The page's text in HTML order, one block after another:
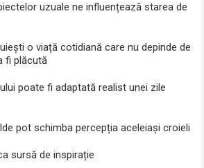
uzuale ne influențează starea de
o viață cotidiană care nu depinde de
fi plăcută
poate fi adaptată realist unei zile
pot schimba percepția aceleiași croieli
sursă de inspirație